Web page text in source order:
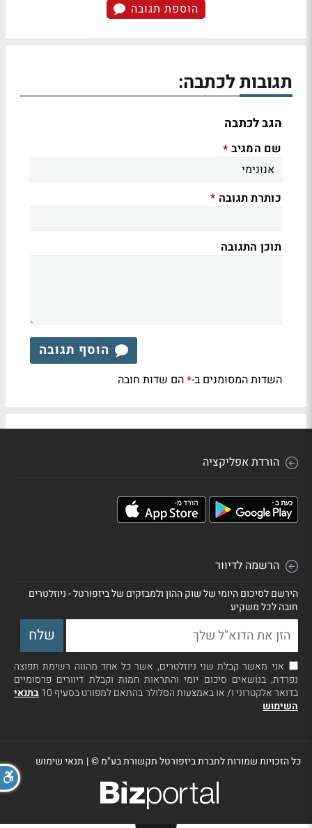
הוספת תגובה
תגובות לכתבה:
הגב לכתבה
שם המגיב *
כותרת תגובה *
תוכן התגובה
הוסף תגובה
השדות המסומנים ב-*הם שדות חובה
הורדת אפליקציה
הרשמה לדיוור
הירשם לסיכום היומי של שוק ההון ולמבזקים של ביזפורטל - ניוזלטרים
חובה לכל משקיע
אני מאשר קבלת שני ניוזלטרים, אשר כל אחד מהווה רשימת תפוצה
נפרדת, בנושאים סיכום יומי והתראות חמות וקבלת דיוורים פרסומיים
בדואר אלקטרוני ו/ או באמצעות הסלולר בהתאם למפורט בסעיף 10
בתנאי
השימוש
כל הזכויות שמורות לחברת ביזפורטל תקשורת בע"מ ©| תנאי שימוש